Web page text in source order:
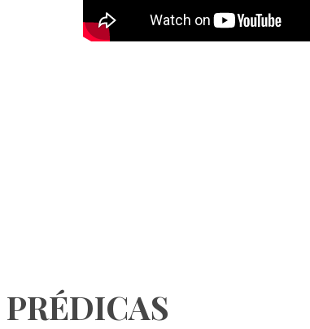
PRÉDICAS